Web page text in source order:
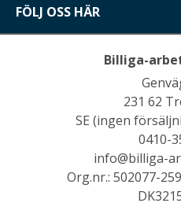
FÖLJ OSS HÄR
Billiga-
231 62
SE (ingen
0410-
info@billiga-
Org.nr.: 502077-